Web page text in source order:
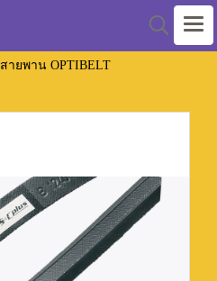
สายพาน OPTIBELT